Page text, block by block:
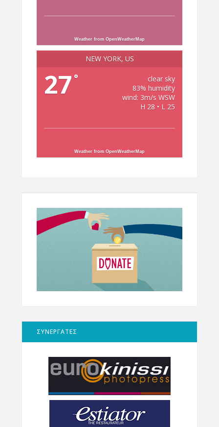
Weather from OpenWeatherMap
NEW YORK, US
27 °
clear sky
83% humidity
wind: 3m/s WSW
H 28 • L 25
Weather from OpenWeatherMap
ΣΥΝΕΡΓΑΤΕΣ